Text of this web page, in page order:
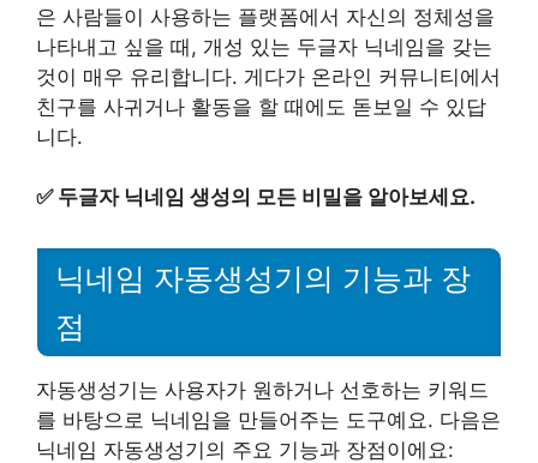
은 사람들이 사용하는 플랫폼에서 자신의 정체성을
나타내고 싶을 때, 개성 있는 두글자 닉네임을 갖는
것이 매우 유리합니다. 게다가 온라인 커뮤니티에서
친구를 사귀거나 활동을 할 때에도 돋보일 수 있답
니다.
✅ 두글자 닉네임 생성의 모든 비밀을 알아보세요.
닉네임 자동생성기의 기능과 장
점
자동생성기는 사용자가 원하거나 선호하는 키워드
를 바탕으로 닉네임을 만들어주는 도구예요. 다음은
닉네임 자동생성기의 주요 기능과 장점이에요: